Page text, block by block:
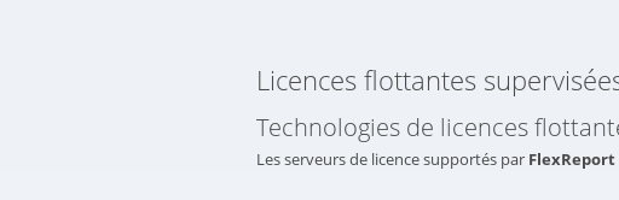
Licences flottantes
Technologies de licences
Les serveurs de licence supportés par FlexReport